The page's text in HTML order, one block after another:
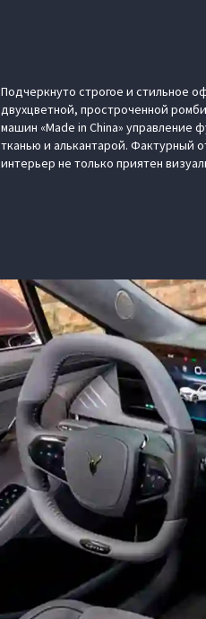
Подчеркнуто строгое и стильное
двухцветной, простроченной
машин «Made in China» управление
тканью и алькантарой. Фактурный
интерьер не только приятен